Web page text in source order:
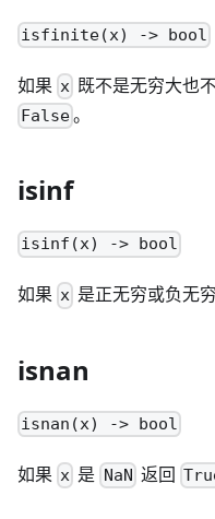
isfinite(x) -> bool
如果 x 既不是无穷大也
False。
isinf
isinf(x) -> bool
如果 x 是正无穷或负无
isnan
isnan(x) -> bool
如果 x 是 NaN 返回